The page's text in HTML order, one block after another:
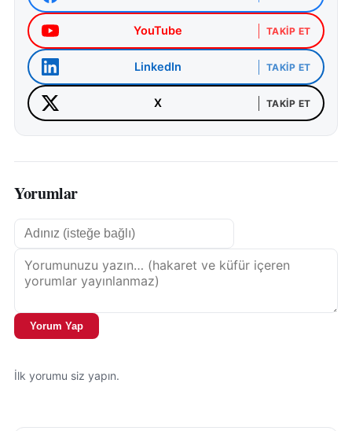
YouTube TAKIP ET
LinkedIn TAKIP ET
X TAKIP ET
Yorumlar
Yorum Yap
İlk yorumu siz yapın.